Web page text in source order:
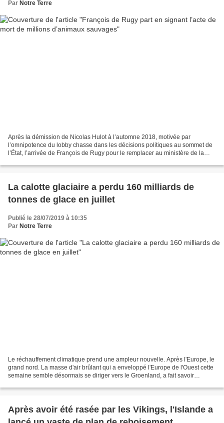
Par Notre Terre
Après la démission de Nicolas Hulot à l’automne 2018, motivée par
l’omnipotence du lobby chasse dans les décisions politiques au sommet de
l’État, l’arrivée de François de Rugy pour le remplacer au ministère de la
La calotte glaciaire a perdu 160 milliards de
tonnes de glace en juillet
Publié le 28/07/2019 à 10:35
Par Notre Terre
Le réchauffement climatique prend une ampleur nouvelle. Après l'Europe, le
grand nord. La masse d'air brûlant qui a enveloppé l'Europe de l'Ouest cette
semaine semble désormais se diriger vers le Groenland, a fait savoir
Après avoir été rasée par les Vikings, l'Islande a